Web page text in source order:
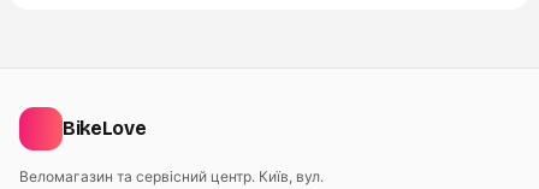
BikeLove
Веломагазин та сервісний центр. Київ, вул.